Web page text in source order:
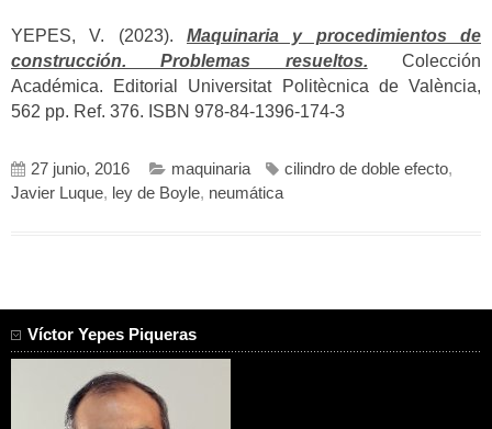
YEPES, V. (2023). Maquinaria y procedimientos de
construcción. Problemas resueltos. Colección
Académica. Editorial Universitat Politècnica de València,
562 pp. Ref. 376. ISBN 978-84-1396-174-3
27 junio, 2016 maquinaria cilindro de doble efecto,
Javier Luque, ley de Boyle, neumática
Víctor Yepes Piqueras